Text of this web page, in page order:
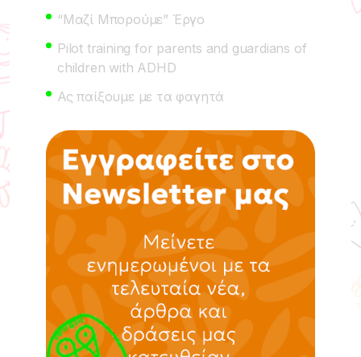
“Μαζί Μπορούμε” Έργο
Pilot training for parents and guardians of
children with ADHD
Ας παίξουμε με τα φαγητά